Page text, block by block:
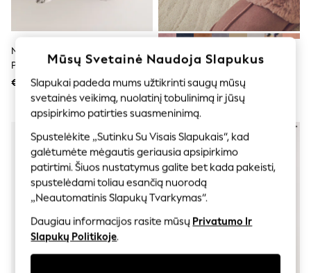
Shoes
Trousers
Shirts
Polo Shirts
Sweatshirts
Coats & Jackets
Underwear
Socks & Tights
Multipacks
All Girls Sports & Swimwear
Trainers & Pumps
Swimwear
Tops
Leggings
Shorts
Neutralus - Hamish Sketch
Pliušinės Mulo Šlepetės
€16
Pamušalu Zomšos Šlepetės
€23
Mūsų Svetainė Naudoja Slapukus
Slapukai padeda mums užtikrinti saugų mūsų
svetainės veikimą, nuolatinį tobulinimą ir jūsų
apsipirkimo patirties suasmeninimą.
Spustelėkite „Sutinku Su Visais Slapukais“, kad
galėtumėte mėgautis geriausia apsipirkimo
patirtimi. Šiuos nustatymus galite bet kada pakeisti,
spustelėdami toliau esančią nuorodą
„Neautomatinis Slapukų Tvarkymas“.
Daugiau informacijos rasite mūsų Privatumo Ir
Slapukų Politikoje.